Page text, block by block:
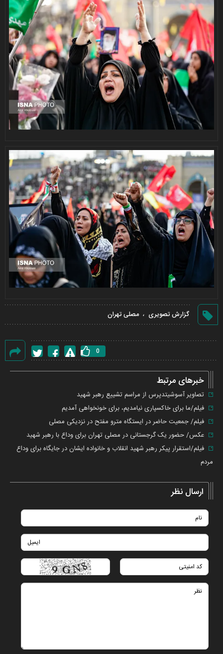
گزارش تصویری ، مصلی تهران
گزارش
0
خبرهای مرتبط
تصاویر آسوشیتدپرس از مراسم تشییع رهبر شهید
فیلم/ما برای خاکسپاری نیامدیم، برای خونخواهی آمدیم
فیلم/ جمعیت حاضر در ایستگاه مترو مفتح در نزدیکی مصلی
عکس/ حضور یک گرجستانی در مصلی تهران برای وداع با رهبر شهید
فیلم/استقرار پیکر رهبر شهید انقلاب و خانواده ایشان در جایگاه برای وداع
مردم
ارسال نظر